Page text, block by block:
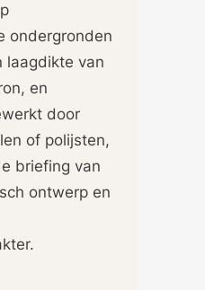
ondergronden
laagdikte van
en
door
of polijsten,
briefing van
ontwerp en